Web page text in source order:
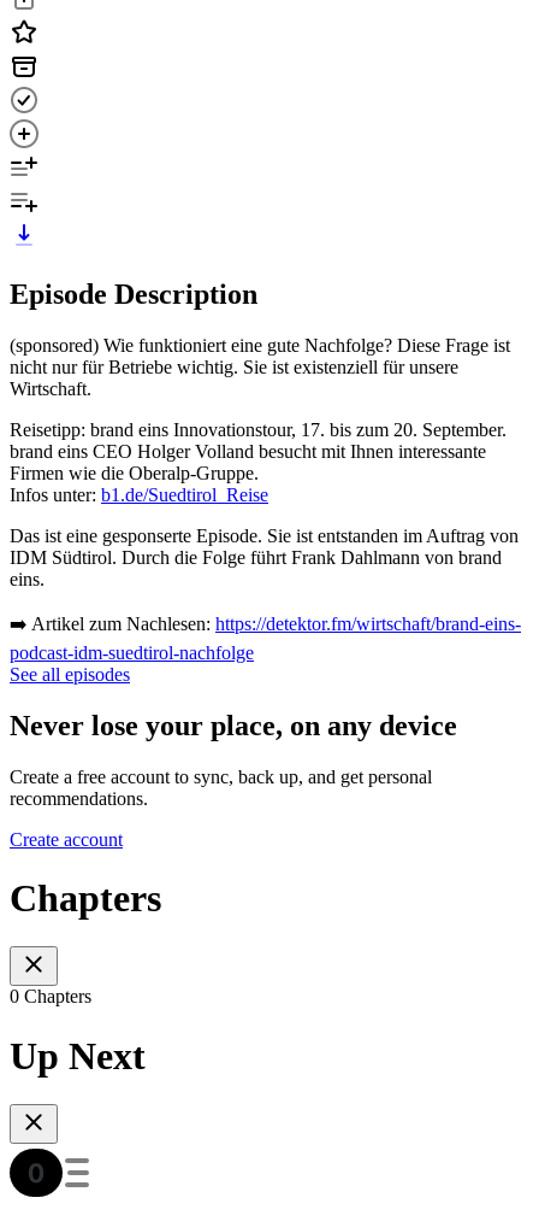
Episode Description
(sponsored) Wie funktioniert eine gute Nachfolge? Diese Frage ist
nicht nur für Betriebe wichtig. Sie ist existenziell für unsere
Wirtschaft.
Reisetipp: brand eins Innovationstour, 17. bis zum 20. September.
brand eins CEO Holger Volland besucht mit Ihnen interessante
Firmen wie die Oberalp-Gruppe.
Infos unter: b1.de/Suedtirol_Reise
Das ist eine gesponserte Episode. Sie ist entstanden im Auftrag von
IDM Südtirol. Durch die Folge führt Frank Dahlmann von brand
eins.
➡️ Artikel zum Nachlesen: https://detektor.fm/wirtschaft/brand-eins-
podcast-idm-suedtirol-nachfolge
See all episodes
Never lose your place, on any device
Create a free account to sync, back up, and get personal
recommendations.
Create account
Chapters
0 Chapters
Up Next